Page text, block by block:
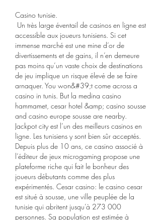
Casino tunisie.
accessible aux joueurs tunisiens. Si cet
immense marché est une mine d’or de
divertissements et de gains, il n’en demeure
pas moins qu’un vaste choix de destinations
de jeu implique un risque élevé de se faire
arnaquer. You won&#39;t come across a
casino in tunis. But la medina casino
hammamet, cesar hotel &amp; casino sousse
and casino europe sousse are nearby.
Jackpot city est l’un des meilleurs casinos en
ligne. Les tunisiens y sont bien sûr acceptés.
Depuis plus de 10 ans, ce casino associé à
l’éditeur de jeux microgaming propose une
plateforme riche qui fait le bonheur des
joueurs débutants comme des plus
expérimentés. Cesar casino: le casino cesar
est situé à sousse, une ville peuplée de la
tunisie qui abritent jusqu’à 273 000
personnes. Sa population est estimée à